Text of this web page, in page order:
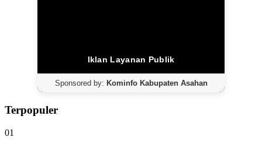
Iklan Layanan Publik
Sponsored by: Kominfo Kabupaten Asahan
Terpopuler
01